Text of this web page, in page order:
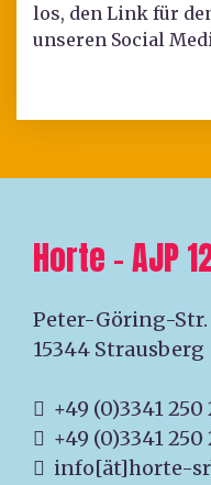
los, den Link für
unseren Social
Horte – AJP
Peter-Göring-Str.
15344 Strausberg
+49 (0)3341 250
+49 (0)3341 250
info[ät]horte-